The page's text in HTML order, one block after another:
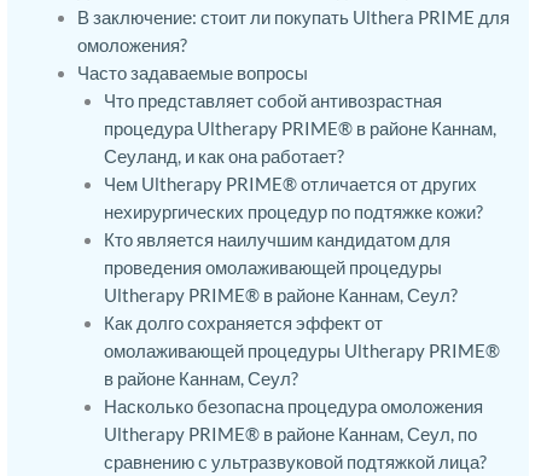
В заключение: стоит ли покупать Ulthera PRIME для
омоложения?
Часто задаваемые вопросы
Что представляет собой антивозрастная
процедура Ultherapy PRIME® в районе Каннам,
Сеуланд, и как она работает?
Чем Ultherapy PRIME® отличается от других
нехирургических процедур по подтяжке кожи?
Кто является наилучшим кандидатом для
проведения омолаживающей процедуры
Ultherapy PRIME® в районе Каннам, Сеул?
Как долго сохраняется эффект от
омолаживающей процедуры Ultherapy PRIME®
в районе Каннам, Сеул?
Насколько безопасна процедура омоложения
Ultherapy PRIME® в районе Каннам, Сеул, по
сравнению с ультразвуковой подтяжкой лица?